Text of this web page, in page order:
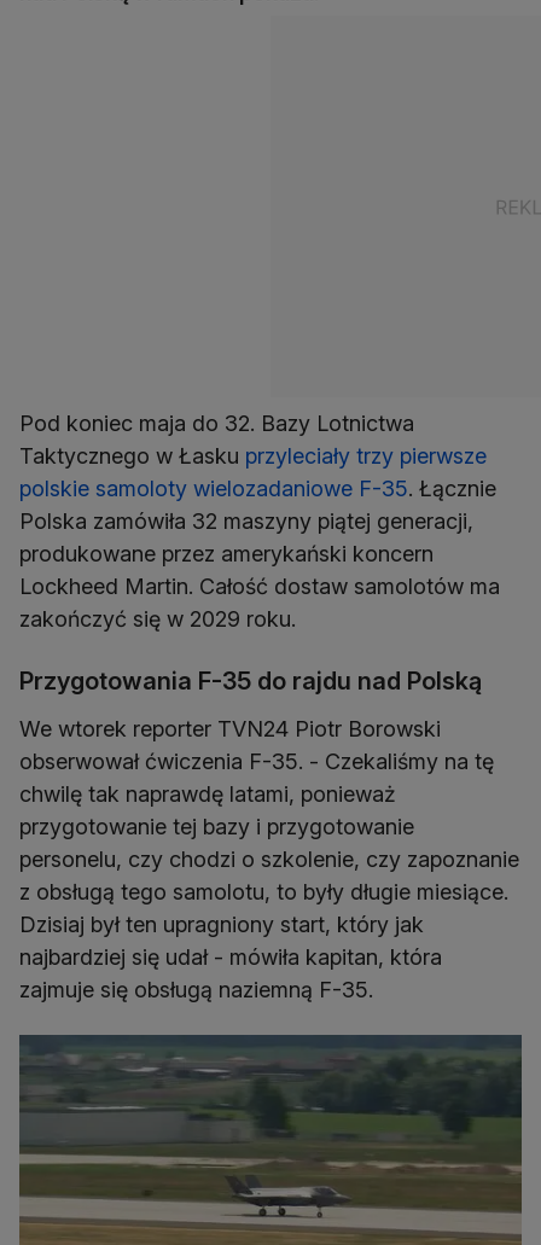
Pod koniec maja do 32. Bazy Lotnictwa
Taktycznego w Łasku przyleciały trzy pierwsze
polskie samoloty wielozadaniowe F-35. Łącznie
Polska zamówiła 32 maszyny piątej generacji,
produkowane przez amerykański koncern
Lockheed Martin. Całość dostaw samolotów ma
zakończyć się w 2029 roku.
Przygotowania F-35 do rajdu nad Polską
We wtorek reporter TVN24 Piotr Borowski
obserwował ćwiczenia F-35. - Czekaliśmy na tę
chwilę tak naprawdę latami, ponieważ
przygotowanie tej bazy i przygotowanie
personelu, czy chodzi o szkolenie, czy zapoznanie
z obsługą tego samolotu, to były długie miesiące.
Dzisiaj był ten upragniony start, który jak
najbardziej się udał - mówiła kapitan, która
zajmuje się obsługą naziemną F-35.